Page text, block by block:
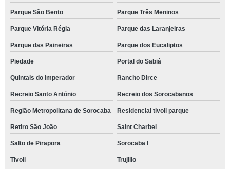
Parque São Bento Parque Três Meninos
Parque Vitória Régia Parque das Laranjeiras
Parque das Paineiras Parque dos Eucaliptos
Piedade Portal do Sabiá
Quintais do Imperador Rancho Dirce
Recreio Santo Antônio Recreio dos Sorocabanos
Região Metropolitana de Sorocaba Residencial tivoli parque
Retiro São João Saint Charbel
Salto de Pirapora Sorocaba I
Tivoli Trujillo